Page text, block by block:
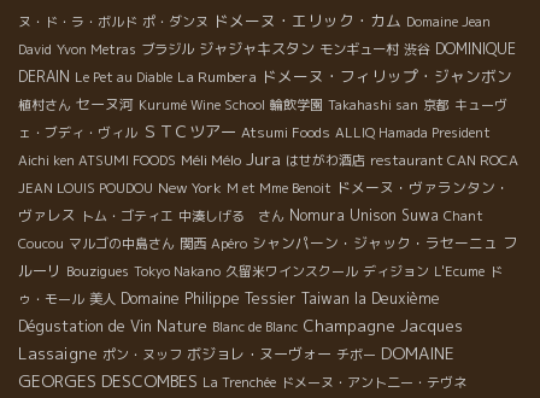
ヌ・ド・ラ・ボルド ポ・ダンヌ ドメーヌ・エリック・カム Domaine Jean
David Yvon Metras ブラジル ジャジャキスタン モンギュー村 渋谷 DOMINIQUE
DERAIN Le Pet au Diable La Rumbera ドメーヌ・フィリップ・ジャンボン
植村さん セーヌ河 Kurumé Wine School 輪飲学園 Takahashi san 京都 キューヴ
ェ・ブディ・ヴィル ＳＴＣツアー Atsumi Foods ALLIQ Hamada President
Aichi ken ATSUMI FOODS Méli Mélo Jura はせがわ酒店 restaurant CAN ROCA
JEAN LOUIS POUDOU New York M et Mme Benoit ドメーヌ・ヴァランタン・
ヴァレス トム・ゴティエ 中湊しげる さん Nomura Unison Suwa Chant
Coucou マルゴの中島さん 関西 Apéro シャンパーン・ジャック・ラセーニュ フ
ルーリ Bouzigues Tokyo Nakano 久留米ワインスクール ディジョン L'Ecume ド
ゥ・モール 美人 Domaine Philippe Tessier Taiwan la Deuxième
Dégustation de Vin Nature Blanc de Blanc Champagne Jacques
Lassaigne ポン・ヌッフ ボジョレ・ヌーヴォー チボー DOMAINE
GEORGES DESCOMBES La Trenchée ドメーヌ・アント二ー・テヴネ